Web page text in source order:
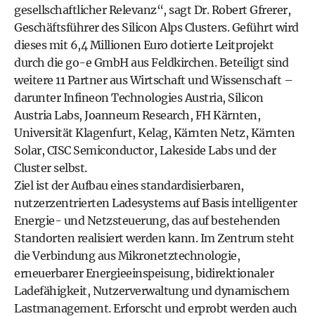
gesellschaftlicher Relevanz“, sagt Dr. Robert Gfrerer,
Geschäftsführer des Silicon Alps Clusters. Geführt wird
dieses mit 6,4 Millionen Euro dotierte Leitprojekt
durch die go-e GmbH aus Feldkirchen. Beteiligt sind
weitere 11 Partner aus Wirtschaft und Wissenschaft –
darunter Infineon Technologies Austria, Silicon
Austria Labs, Joanneum Research, FH Kärnten,
Universität Klagenfurt, Kelag, Kärnten Netz, Kärnten
Solar, CISC Semiconductor, Lakeside Labs und der
Cluster selbst.
Ziel ist der Aufbau eines standardisierbaren,
nutzerzentrierten Ladesystems auf Basis intelligenter
Energie- und Netzsteuerung, das auf bestehenden
Standorten realisiert werden kann. Im Zentrum steht
die Verbindung aus Mikronetztechnologie,
erneuerbarer Energieeinspeisung, bidirektionaler
Ladefähigkeit, Nutzerverwaltung und dynamischem
Lastmanagement. Erforscht und erprobt werden auch